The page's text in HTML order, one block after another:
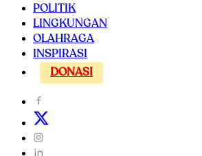
POLITIK
LINGKUNGAN
OLAHRAGA
INSPIRASI
DONASI